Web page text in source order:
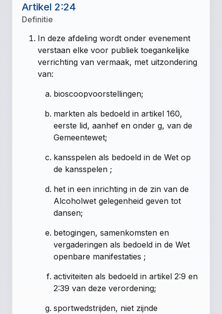
Artikel 2:24
Definitie
In deze afdeling wordt onder evenement
verstaan elke voor publiek toegankelijke
verrichting van vermaak, met uitzondering
van:
bioscoopvoorstellingen;
markten als bedoeld in artikel 160,
eerste lid, aanhef en onder g, van de
Gemeentewet;
kansspelen als bedoeld in de Wet op
de kansspelen ;
het in een inrichting in de zin van de
Alcoholwet gelegenheid geven tot
dansen;
betogingen, samenkomsten en
vergaderingen als bedoeld in de Wet
openbare manifestaties ;
activiteiten als bedoeld in artikel 2:9 en
2:39 van deze verordening;
sportwedstrijden, niet zijnde